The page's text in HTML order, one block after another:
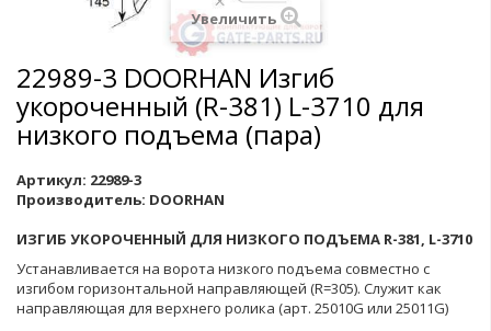
Увеличить
22989-3 DOORHAN Изгиб
укороченный (R-381) L-3710 для
низкого подъема (пара)
Артикул: 22989-3
Производитель: DOORHAN
ИЗГИБ УКОРОЧЕННЫЙ ДЛЯ НИЗКОГО ПОДЪЕМА R-381, L-3710
Устанавливается на ворота низкого подъема совместно с
изгибом горизонтальной направляющей (R=305). Служит как
направляющая для верхнего ролика (арт. 25010G или 25011G)